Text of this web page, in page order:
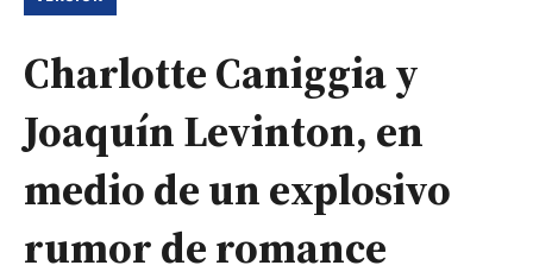
Charlotte Caniggia y
Joaquín Levinton, en
medio de un explosivo
rumor de romance